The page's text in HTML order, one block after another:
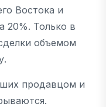
Востока и
20%. Только в
объемом
продавцом и